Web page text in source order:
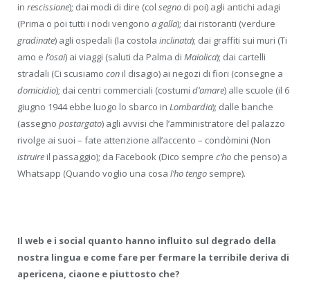
in rescissione); dai modi di dire (col segno di poi) agli antichi adagi
(Prima o poi tutti i nodi vengono a galla); dai ristoranti (verdure
gradinate) agli ospedali (la costola inclinata); dai graffiti sui muri (Ti
amo e l’osai) ai viaggi (saluti da Palma di Maiolica); dai cartelli
stradali (Ci scusiamo con il disagio) ai negozi di fiori (consegne a
domicidio); dai centri commerciali (costumi d’amare) alle scuole (il 6
giugno 1944 ebbe luogo lo sbarco in Lombardia); dalle banche
(assegno postargato) agli avvisi che l’amministratore del palazzo
rivolge ai suoi – fate attenzione all’accento – condòmini (Non
istruire il passaggio); da Facebook (Dico sempre c’ho che penso) a
Whatsapp (Quando voglio una cosa l’hotengo sempre).
Il web e i social quanto hanno influito sul degrado della
nostra lingua e come fare per fermare la terribile deriva di
apericena, ciaone e piuttosto che?